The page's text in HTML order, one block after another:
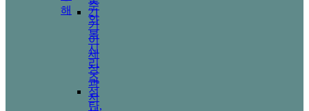
해
주
와
복
시
리
즈
성
탄,
21
기
이
세
상
과
저